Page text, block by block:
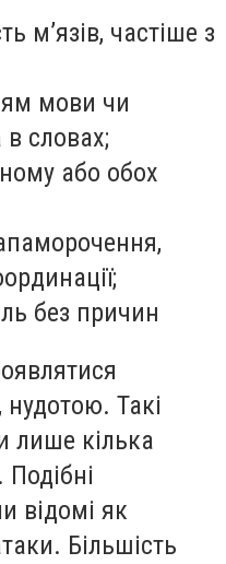
м’язів, частіше з
мови чи
словах;
або обох
без причин
Такі
лише кілька
відомі як
Більшість